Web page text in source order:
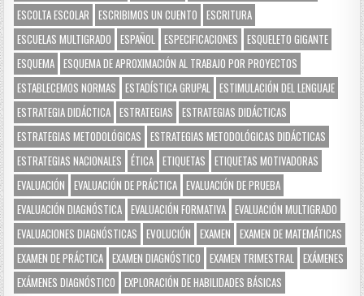
ESCOLTA ESCOLAR
ESCRIBIMOS UN CUENTO
ESCRITURA
ESCUELAS MULTIGRADO
ESPAÑOL ESPECIFICACIONES
ESQUELETO GIGANTE
ESQUEMA ESQUEMA DE APROXIMACIÓN AL TRABAJO POR PROYECTOS
ESTABLECEMOS NORMAS
ESTADÍSTICA GRUPAL ESTIMULACIÓN DEL LENGUAJE
ESTRATEGIA DIDÁCTICA ESTRATEGIAS
ESTRATEGIAS DIDÁCTICAS
ESTRATEGIAS METODOLÓGICAS
ESTRATEGIAS METODOLÓGICAS DIDÁCTICAS
ESTRATEGIAS NACIONALES
ÉTICA ETIQUETAS
ETIQUETAS MOTIVADORAS
EVALUACIÓN
EVALUACIÓN DE PRÁCTICA EVALUACIÓN DE PRUEBA
EVALUACIÓN DIAGNÓSTICA EVALUACIÓN FORMATIVA EVALUACIÓN MULTIGRADO
EVALUACIONES DIAGNÓSTICAS
EVOLUCIÓN EXAMEN
EXAMEN DE MATEMÁTICAS
EXAMEN DE PRÁCTICA EXAMEN DIAGNÓSTICO EXAMEN TRIMESTRAL EXÁMENES
EXÁMENES DIAGNÓSTICO
EXPLORACIÓN DE HABILIDADES BÁSICAS